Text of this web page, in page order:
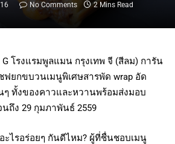
No Comments 2 Mins Read
โรงแรมพูลแมน กรุงเทพ จี (สีลม) การัน
ฟยกขบวนเมนูพิเศษสารพัด wrap อัด
ๆ ทั้งของคาวและหวานพร้อมส่งมอบ
ถึง 29 กุมภาพันธ์ 2559
ะไรอร่อยๆ กันดีไหม? ผู้ที่ชื่นชอบเมนู